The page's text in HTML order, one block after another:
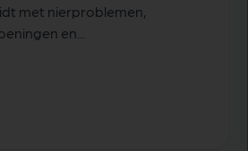
met nierproblemen,
en...